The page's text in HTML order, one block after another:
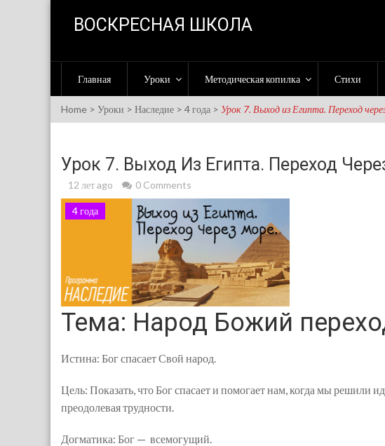
ВОСКРЕСНАЯ ШКОЛА
Главная Уроки Методическая копилка Стихи
Home > Уроки > Наследие > 4 года > Урок 7. Выход из Египта. Переход
Урок 7. Выход Из Египта. Переход
12 лет ago 0 Comments
4 года
Тема: Народ Божий
Истина: Бог спасает Свой народ.
Цель: Показать, что Бог спасает и помогает нам, когда мы решили
преодолевая трудности.
Догматика: Бог — всемогущий.